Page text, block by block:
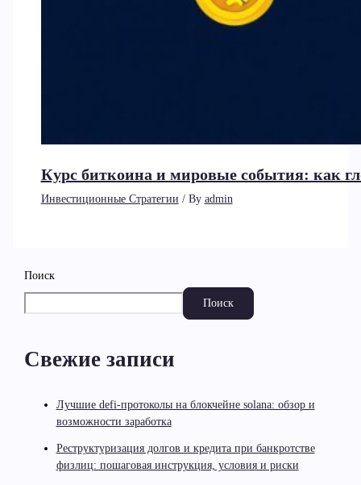
Курс биткоина и мировые события: как
Инвестиционные Стратегии / By admin
Поиск
Поиск
Свежие записи
Лучшие defi-протоколы на блокчейне solana: обзор и
возможности заработка
Реструктуризация долгов и кредита при банкротстве
физлиц: пошаговая инструкция, условия и риски